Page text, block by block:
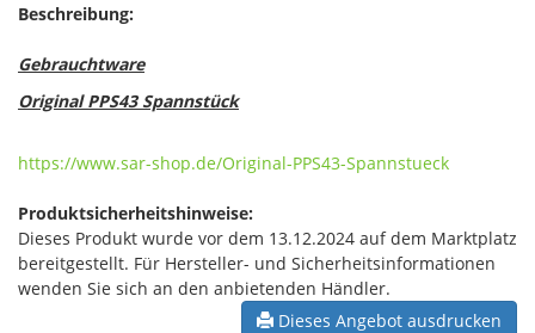
Beschreibung:
Gebrauchtware
Original PPS43 Spannstück
https://www.sar-shop.de/Original-PPS43-Spannstueck
Produktsicherheitshinweise:
Dieses Produkt wurde vor dem 13.12.2024 auf dem Marktplatz
bereitgestellt. Für Hersteller- und Sicherheitsinformationen
wenden Sie sich an den anbietenden Händler.
Dieses Angebot ausdrucken